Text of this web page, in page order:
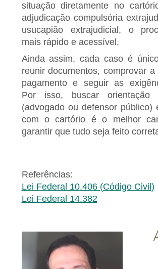
situação diretamente no
adjudicação compulsória
usucapião extrajudicial, o
mais rápido e acessível.
Ainda assim, cada caso é
reunir documentos, comprovar
pagamento e seguir as
Por isso, buscar orientação
(advogado ou defensor público)
com o cartório é o melhor
garantir que tudo seja feito
Referências:
Lei Federal 10.406 (Código Civil)
Lei Federal 14.382